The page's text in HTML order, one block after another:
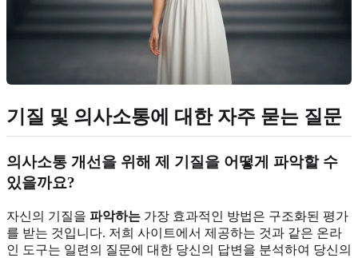
기질 및 의사소통에 대한 자주 묻는 질문
의사소통 개선을 위해 제 기질을 어떻게 파악할 수
있을까요?
자신의 기질을 파악하는 가장 효과적인 방법은 구조화된 평가
를 받는 것입니다. 저희 사이트에서 제공하는 것과 같은 온라
인 도구는 일련의 질문에 대한 당신의 답변을 분석하여 당신의